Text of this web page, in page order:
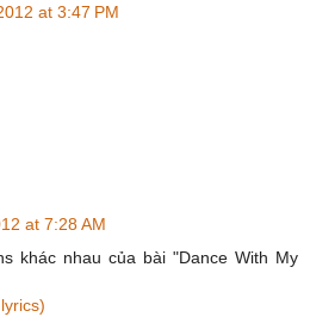
at 3:47 PM
at 7:28 AM
khác nhau của bài "Dance With My